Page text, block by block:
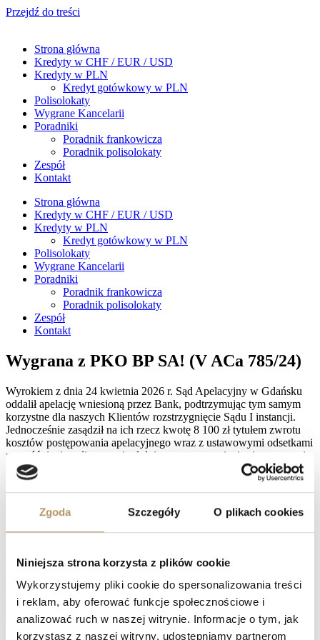
Zgoda Szczegóły O plikach cookies
Niniejsza strona korzysta z plików cookie
Wykorzystujemy pliki cookie do spersonalizowania treści
i reklam, aby oferować funkcje społecznościowe i
analizować ruch w naszej witrynie. Informacje o tym, jak
korzystasz z naszej witryny, udostępniamy partnerom
Przejdź do treści
Strona główna
Kredyty w CHF / EUR / USD
Kredyty w PLN
Kredyt gotówkowy w PLN
Polisolokaty
Wygrane Kancelarii
Poradniki
Poradnik frankowicza
Poradnik polisolokaty
Zespół
Kontakt
Strona główna
Kredyty w CHF / EUR / USD
Kredyty w PLN
Kredyt gotówkowy w PLN
Polisolokaty
Wygrane Kancelarii
Poradniki
Poradnik frankowicza
Poradnik polisolokaty
Zespół
Kontakt
Wygrana z PKO BP SA! (V ACa 785/24)
Wyrokiem z dnia 24 kwietnia 2026 r. Sąd Apelacyjny w Gdańsku
oddalił apelację wniesioną przez Bank, podtrzymując tym samym
korzystne dla naszych Klientów rozstrzygnięcie Sądu I instancji.
Jednocześnie zasądził na ich rzecz kwotę 8 100 zł tytułem zwrotu
kosztów postępowania apelacyjnego wraz z ustawowymi odsetkami
za opóźnienie naliczanymi od dnia uprawomocnienia się orzeczenia
do dnia zapłaty.
Prawomocne zakończenie sprawy potwierdziło nieważność umowy
kredytowej zawartej z dawnym Nordea Bank Polska S.A. Zgodnie
z wyrokiem Sądu I instancji nasi Klienci uzyskali zasądzenie kwoty
185 700,14 zł wraz z ustawowymi odsetkami za opóźnienie
Klientów zasądzono kwotę 11 834 zł tytułem zwrotu kosztów
procesu, w tym 10 834 zł tytułem kosztów zastępstwa procesowego.
Również te należności zostały objęte ustawowymi odsetkami za
opóźnienie liczonymi od dnia uprawomocnienia się orzeczenia do
dnia zapłaty.